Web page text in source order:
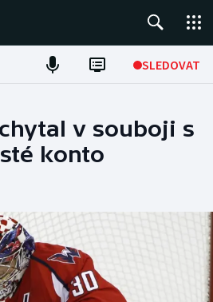
SLEDOVAT
v souboji s
konto